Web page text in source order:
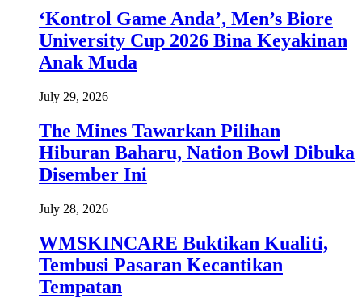
‘Kontrol Game Anda’, Men’s Biore
University Cup 2026 Bina Keyakinan
Anak Muda
July 29, 2026
The Mines Tawarkan Pilihan
Hiburan Baharu, Nation Bowl Dibuka
Disember Ini
July 28, 2026
WMSKINCARE Buktikan Kualiti,
Tembusi Pasaran Kecantikan
Tempatan